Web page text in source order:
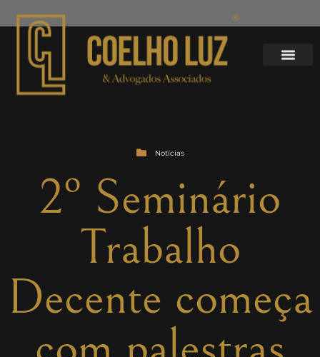
Notícias
2º Seminário
Trabalho
Decente começa